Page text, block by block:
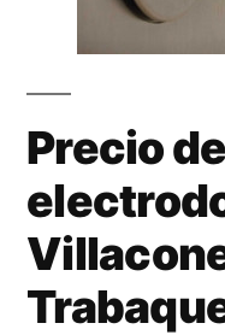
Precio